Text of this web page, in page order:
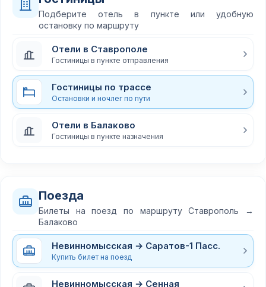
Подберите отель в пункте или удобную
остановку по маршруту
Отели в Ставрополе
Гостиницы в пункте отправления
Гостиницы по трассе
Остановки и ночлег по пути
Отели в Балаково
Гостиницы в пункте назначения
Поезда
Билеты на поезд по маршруту Ставрополь →
Балаково
Невинномысская → Саратов-1 Пасс.
Купить билет на поезд
Невинномысская → Сенная